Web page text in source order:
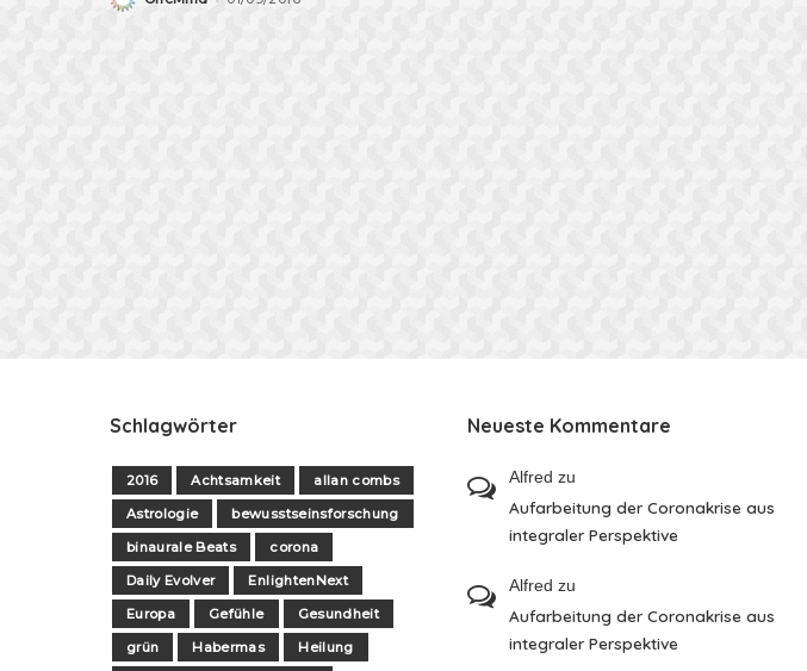
by
Schlagwörter
2016 Achtsamkeit
allan combs
Astrologie
bewusstseinsforschung
binaurale Beats
corona
Daily Evolver
EnlightenNext
Europa
Gefühle
Gesundheit
grün
Habermas
Heilung
Neueste Kommentare
Alfred zu
Aufarbeitung der Coronakrise aus
integraler Perspektive
Alfred zu
Aufarbeitung der Coronakrise aus
integraler Perspektive